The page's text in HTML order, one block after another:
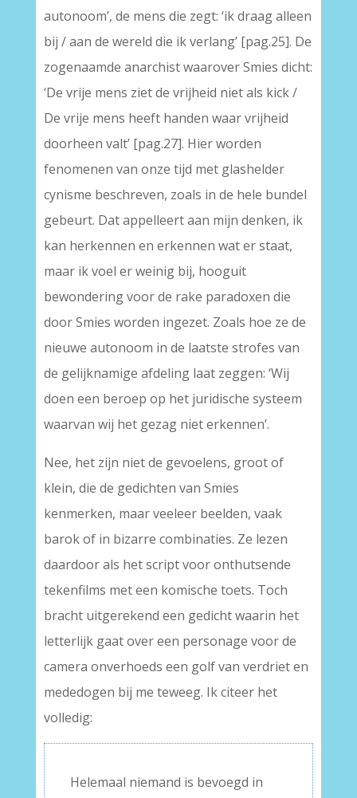
autonoom’, de mens die zegt: ‘ik draag alleen
bij / aan de wereld die ik verlang’ [pag.25]. De
zogenaamde anarchist waarover Smies dicht:
‘De vrije mens ziet de vrijheid niet als kick /
De vrije mens heeft handen waar vrijheid
doorheen valt’ [pag.27]. Hier worden
fenomenen van onze tijd met glashelder
cynisme beschreven, zoals in de hele bundel
gebeurt. Dat appelleert aan mijn denken, ik
kan herkennen en erkennen wat er staat,
maar ik voel er weinig bij, hooguit
bewondering voor de rake paradoxen die
door Smies worden ingezet. Zoals hoe ze de
nieuwe autonoom in de laatste strofes van
de gelijknamige afdeling laat zeggen: ‘Wij
doen een beroep op het juridische systeem
waarvan wij het gezag niet erkennen’.
Nee, het zijn niet de gevoelens, groot of
klein, die de gedichten van Smies
kenmerken, maar veeleer beelden, vaak
barok of in bizarre combinaties. Ze lezen
daardoor als het script voor onthutsende
tekenfilms met een komische toets. Toch
bracht uitgerekend een gedicht waarin het
letterlijk gaat over een personage voor de
camera onverhoeds een golf van verdriet en
mededogen bij me teweeg. Ik citeer het
volledig:
Helemaal niemand is bevoegd in